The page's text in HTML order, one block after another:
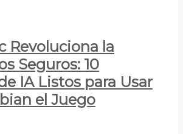
Revoluciona la
Seguros: 10
IA Listos para Usar
el Juego